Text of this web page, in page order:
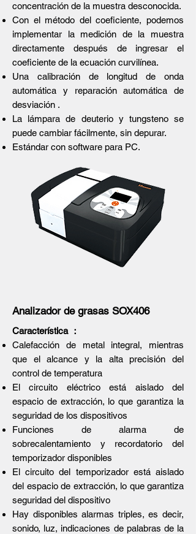
concentración de la muestra desconocida.
Con el método del coeficiente, podemos
implementar la medición de la muestra
directamente después de ingresar el
coeficiente de la ecuación curvilínea.
Una calibración de longitud de onda
automática y reparación automática de
desviación .
La lámpara de deuterio y tungsteno se
puede cambiar fácilmente, sin depurar.
Estándar con software para PC.
Analizador de grasas SOX406
Característica ：
Calefacción de metal integral, mientras
que el alcance y la alta precisión del
control de temperatura
El circuito eléctrico está aislado del
espacio de extracción, lo que garantiza la
seguridad de los dispositivos
Funciones de alarma de
sobrecalentamiento y recordatorio del
temporizador disponibles
El circuito del temporizador está aislado
del espacio de extracción, lo que garantiza
seguridad del dispositivo
Hay disponibles alarmas triples, es decir,
sonido, luz, indicaciones de palabras de la